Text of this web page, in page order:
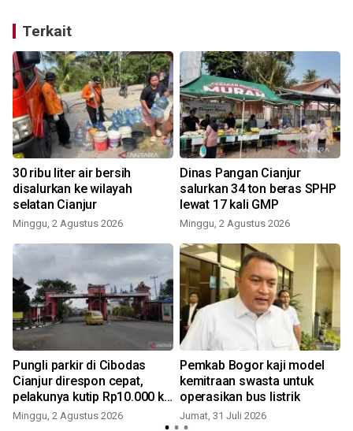
Terkait
30 ribu liter air bersih
disalurkan ke wilayah
selatan Cianjur
Minggu, 2 Agustus 2026
Dinas Pangan Cianjur
salurkan 34 ton beras SPHP
lewat 17 kali GMP
Minggu, 2 Agustus 2026
Pungli parkir di Cibodas
Cianjur direspon cepat,
pelakunya kutip Rp10.000 ke
pengendara
Minggu, 2 Agustus 2026
Pemkab Bogor kaji model
kemitraan swasta untuk
operasikan bus listrik
Jumat, 31 Juli 2026